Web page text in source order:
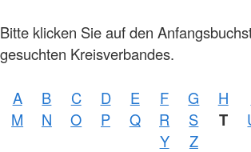
Bitte klicken Sie auf den
gesuchten Kreisverbandes.
A B C D E F G H
M
N O P Q R S T
Y
Z